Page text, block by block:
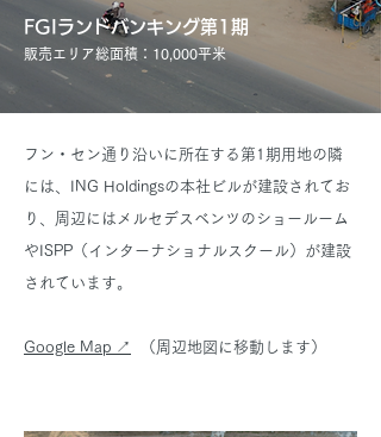
FGIランドバンキング第1期
販売エリア総面積：10,000平米
フン・セン通り沿いに所在する第1期用地の隣
には、ING Holdingsの本社ビルが建設されてお
り、周辺にはメルセデスベンツのショールーム
やISPP（インターナショナルスクール）が建設
されています。
Google Map ↗︎ （周辺地図に移動します）